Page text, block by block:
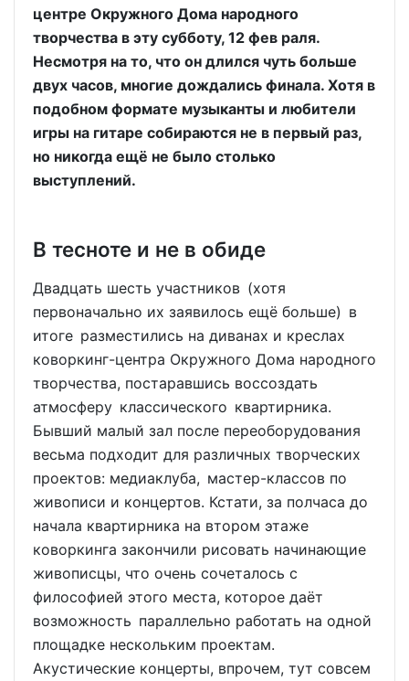
центре Окружного Дома народного
творчества в эту субботу, 12 фев раля.
Несмотря на то, что он длился чуть больше
двух часов, многие дождались финала. Хотя в
подобном формате музыканты и любители
игры на гитаре собираются не в первый раз,
но никогда ещё не было столько
выступлений.
В тесноте и не в обиде
Двадцать шесть участников (хотя
первоначально их заявилось ещё больше) в
итоге разместились на диванах и креслах
коворкинг-центра Окружного Дома народного
творчества, постаравшись воссоздать
атмосферу классического квартирника.
Бывший малый зал после переоборудования
весьма подходит для различных творческих
проектов: медиаклуба, мастер-классов по
живописи и концертов. Кстати, за полчаса до
начала квартирника на втором этаже
коворкинга закончили рисовать начинающие
живописцы, что очень сочеталось с
философией этого места, которое даёт
возможность параллельно работать на одной
площадке нескольким проектам.
Акустические концерты, впрочем, тут совсем